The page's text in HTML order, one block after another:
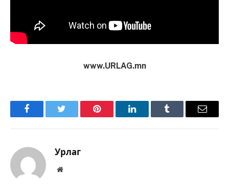
www.URLAG.mn
FacebookTwitter Pinterest LinkedInTumblr Имэйл
Урлаг
Вэбсайт